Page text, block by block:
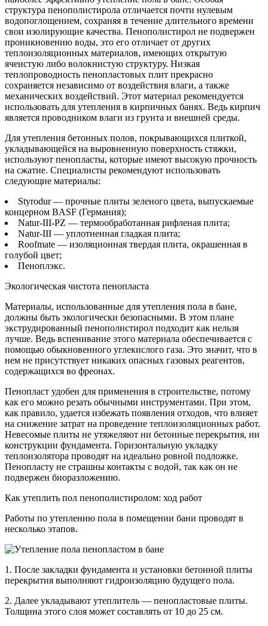
структура пенополистирола отличается почти нулевым
водопоглощением, сохраняя в течение длительного времени
свои изолирующие качества. Пенополистирол не подвержен
проникновению воды, это его отличает от других
теплоизоляционных материалов, имеющих открытую
ячеистую либо волокнистую структуру. Низкая
теплопроводность пенопластовых плит прекрасно
сохраняется независимо от воздействия влаги, а также
механических воздействий. Этот материал рекомендуется
использовать для утепления в кирпичных банях. Ведь кирпич
является проводником влаги из грунта и внешней среды.
Для утепления бетонных полов, покрывающихся плиткой,
укладывающейся на выровненную поверхность стяжки,
используют пенопласты, которые имеют высокую прочность
на сжатие. Специалисты рекомендуют использовать
следующие материалы:
Styrodur — прочные плиты зеленого цвета, выпускаемые
концерном BASF (Германия);
Natur-III-PZ — термообработанная рифленая плита;
Natur-III — уплотненная гладкая плита;
Roofmate — изоляционная твердая плита, окрашенная в
голубой цвет;
Пеноплэкс.
Экологическая чистота пенопласта
Материалы, использованные для утепления пола в бане,
должны быть экологически безопасными. В этом плане
экструдированный пенополистирол подходит как нельзя
лучше. Ведь вспенивание этого материала обеспечивается с
помощью обыкновенного углекислого газа. Это значит, что в
нем не присутствует никаких опасных газовых реагентов,
содержащихся во фреонах.
Пенопласт удобен для применения в строительстве, потому
как его можно резать обычными инструментами. При этом,
как правило, удается избежать появления отходов, что влияет
на снижение затрат на проведение теплоизоляционных работ.
Невесомые плиты не утяжеляют ни бетонные перекрытия, ни
конструкции фундамента. Горизонтальную укладку
теплоизолятора проводят на идеально ровной подложке.
Пенопласту не страшны контакты с водой, так как он не
подвержен биоразложению.
Как утеплить пол пенополистиролом: ход работ
Работы по утеплению пола в помещении бани проводят в
несколько этапов.
1. После закладки фундамента и установки бетонной плиты
перекрытия выполняют гидроизоляцию будущего пола.
2. Далее укладывают утеплитель — пенопластовые плиты.
Толщина этого слоя может составлять от 10 до 25 см.